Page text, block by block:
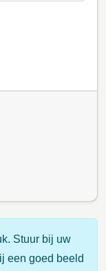
Stuur bij uw
een goed beeld